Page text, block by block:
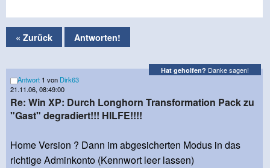
« Zurück Antworten!
Hat geholfen? Danke sagen!
Antwort 1 von Dirk63
21.11.06, 08:49:00
Re: Win XP: Durch Longhorn Transformation Pack zu
"Gast" degradiert!!! HILFE!!!!
Home Version ? Dann im abgesicherten Modus in das
richtige Adminkonto (Kennwort leer lassen)